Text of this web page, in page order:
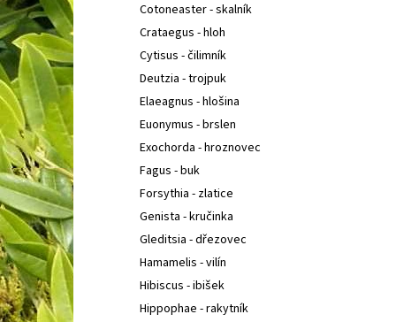
Cotoneaster - skalník
Crataegus - hloh
Cytisus - čilimník
Deutzia - trojpuk
Elaeagnus - hlošina
Euonymus - brslen
Exochorda - hroznovec
Fagus - buk
Forsythia - zlatice
Genista - kručinka
Gleditsia - dřezovec
Hamamelis - vilín
Hibiscus - ibišek
Hippophae - rakytník